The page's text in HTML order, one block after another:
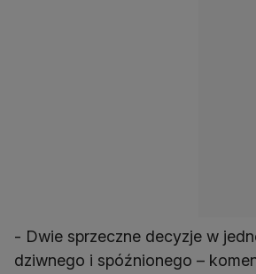
- Dwie sprzeczne decyzje w
dziwnego i spóźnionego –